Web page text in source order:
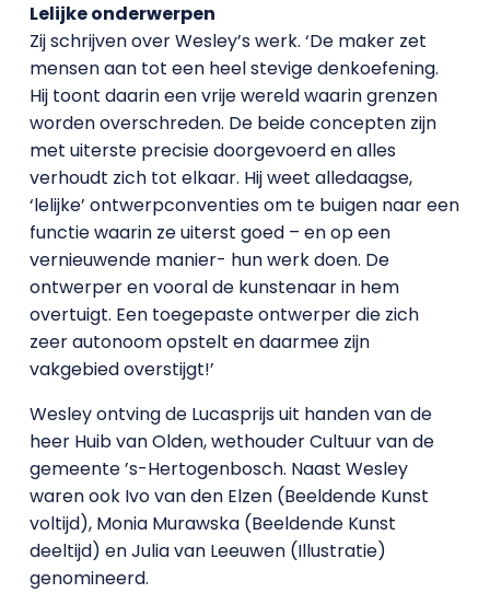
Lelijke onderwerpen
Zij schrijven over Wesley’s werk. ‘De maker zet
mensen aan tot een heel stevige denkoefening.
Hij toont daarin een vrije wereld waarin grenzen
worden overschreden. De beide concepten zijn
met uiterste precisie doorgevoerd en alles
verhoudt zich tot elkaar. Hij weet alledaagse,
‘lelijke’ ontwerpconventies om te buigen naar een
functie waarin ze uiterst goed – en op een
vernieuwende manier- hun werk doen. De
ontwerper en vooral de kunstenaar in hem
overtuigt. Een toegepaste ontwerper die zich
zeer autonoom opstelt en daarmee zijn
vakgebied overstijgt!’
Wesley ontving de Lucasprijs uit handen van de
heer Huib van Olden, wethouder Cultuur van de
gemeente ’s-Hertogenbosch. Naast Wesley
waren ook Ivo van den Elzen (Beeldende Kunst
voltijd), Monia Murawska (Beeldende Kunst
deeltijd) en Julia van Leeuwen (Illustratie)
genomineerd.